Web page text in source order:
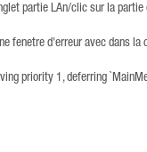
partie LAn/clic sur la
fenetre d'erreur avec dans la
priority 1, deferring